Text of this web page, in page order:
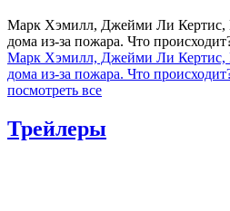
Марк Хэмилл, Джейми Ли
дома из-за пожара. Что
Марк Хэмилл, Джейми Ли
дома из-за пожара. Что
посмотреть все
Трейлеры